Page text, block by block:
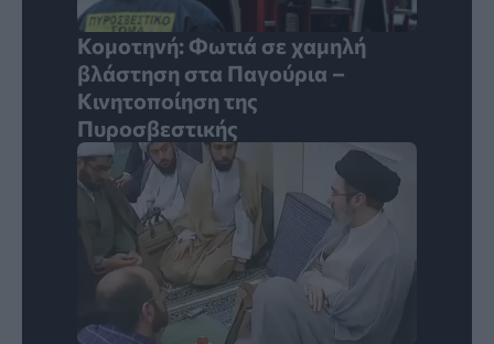
Κομοτηνή: Φωτιά σε χαμηλή
βλάστηση στα Παγούρια –
Κινητοποίηση της
Πυροσβεστικής